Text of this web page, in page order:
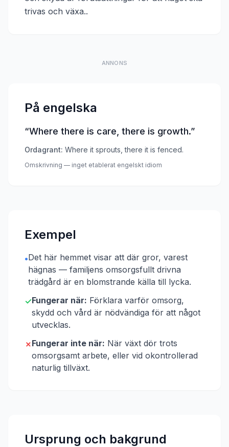
trivas och växa..
ANNONS
På engelska
“Where there is care, there is growth.”
Ordagrant: Where it sprouts, there it is fenced.
Omskrivning — inget etablerat engelskt idiom
Exempel
•Det här hemmet visar att där gror, varest
hägnas — familjens omsorgsfullt drivna
trädgård är en blomstrande källa till lycka.
✓Fungerar när: Förklara varför omsorg,
skydd och vård är nödvändiga för att något
utvecklas.
✗Fungerar inte när: När växt dör trots
omsorgsamt arbete, eller vid okontrollerad
naturlig tillväxt.
Ursprung och bakgrund